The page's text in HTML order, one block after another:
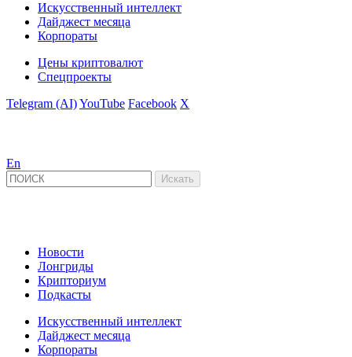
Искусственный интеллект
Дайджест месяца
Корпораты
Цены криптовалют
Спецпроекты
Telegram (AI)YouTube Facebook X
En
Новости
Лонгриды
Крипториум
Подкасты
Искусственный интеллект
Дайджест месяца
Корпораты